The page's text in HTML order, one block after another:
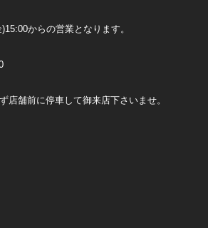
からの営業となります。
店舗前に停車して御来店下さいませ。